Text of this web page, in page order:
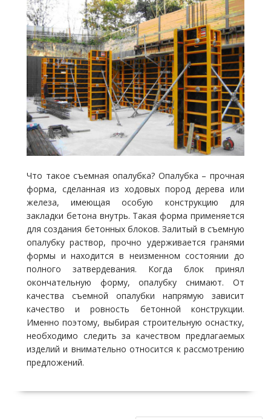
Что такое съемная опалубка? Опалубка – прочная
форма, сделанная из ходовых пород дерева или
железа, имеющая особую конструкцию для
закладки бетона внутрь. Такая форма применяется
для создания бетонных блоков. Залитый в съемную
опалубку раствор, прочно удерживается гранями
формы и находится в неизменном состоянии до
полного затвердевания. Когда блок принял
окончательную форму, опалубку снимают. От
качества съемной опалубки напрямую зависит
качество и ровность бетонной конструкции.
Именно поэтому, выбирая строительную оснастку,
необходимо следить за качеством предлагаемых
изделий и внимательно относится к рассмотрению
предложений.